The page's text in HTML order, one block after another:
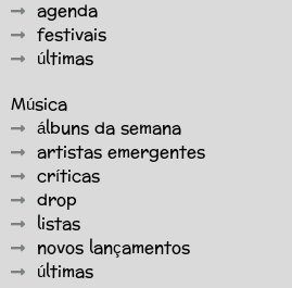
agenda
festivais
últimas
Música
álbuns da semana
artistas emergentes
críticas
drop
listas
novos lançamentos
últimas